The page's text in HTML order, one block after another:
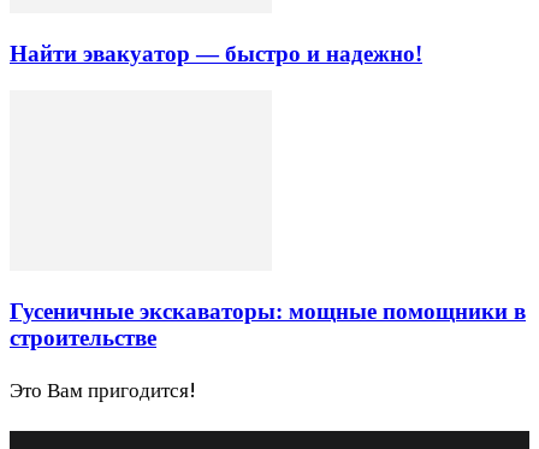
Найти эвакуатор — быстро и надежно!
Гусеничные экскаваторы: мощные помощники в
строительстве
Это Вам пригодится!